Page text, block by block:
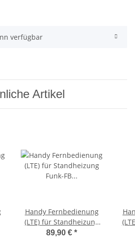
verfügbar
Artikel
Handy Fernbedienung
(LTE) für Standheizung
Funk-FB Audi TP42
89,90 € *